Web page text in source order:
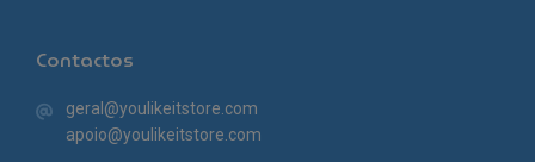
Contactos
geral@youlikeitstore.com
apoio@youlikeitstore.com